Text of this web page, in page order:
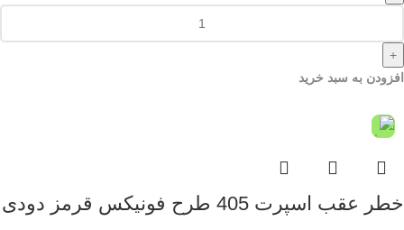
+
افزودن به سبد خرید
خطر عقب اسپرت 405 طرح فونیکس قرمز دودی